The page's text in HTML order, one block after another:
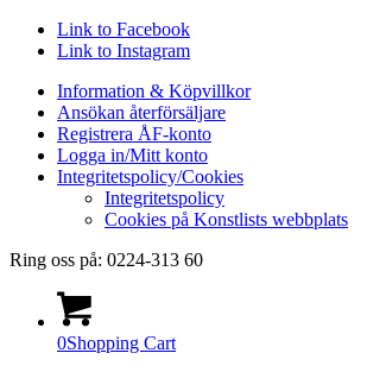
Link to Facebook
Link to Instagram
Information & Köpvillkor
Ansökan återförsäljare
Registrera ÅF-konto
Logga in/Mitt konto
Integritetspolicy/Cookies
Integritetspolicy
Cookies på Konstlists webbplats
Ring oss på: 0224-313 60
0Shopping Cart